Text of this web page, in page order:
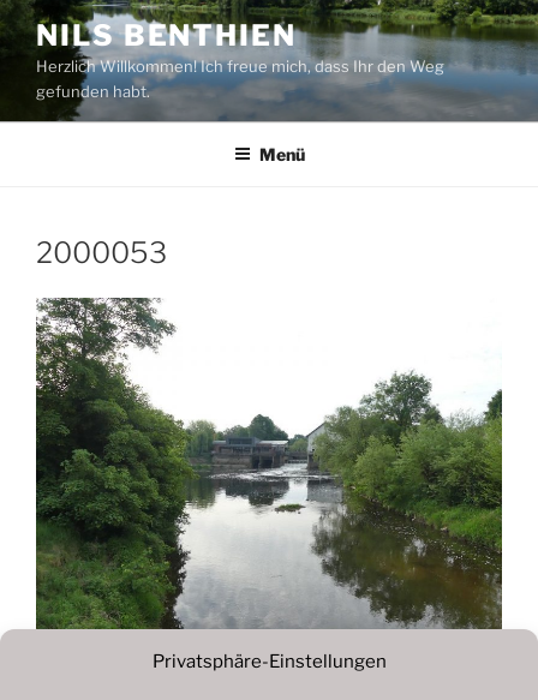
Privatsphäre-Einstellungen
Zum
Inhalt
springen
NILS BENTHIEN
Herzlich Willkommen! Ich freue mich, dass Ihr den Weg
gefunden habt.
Menü
2000053